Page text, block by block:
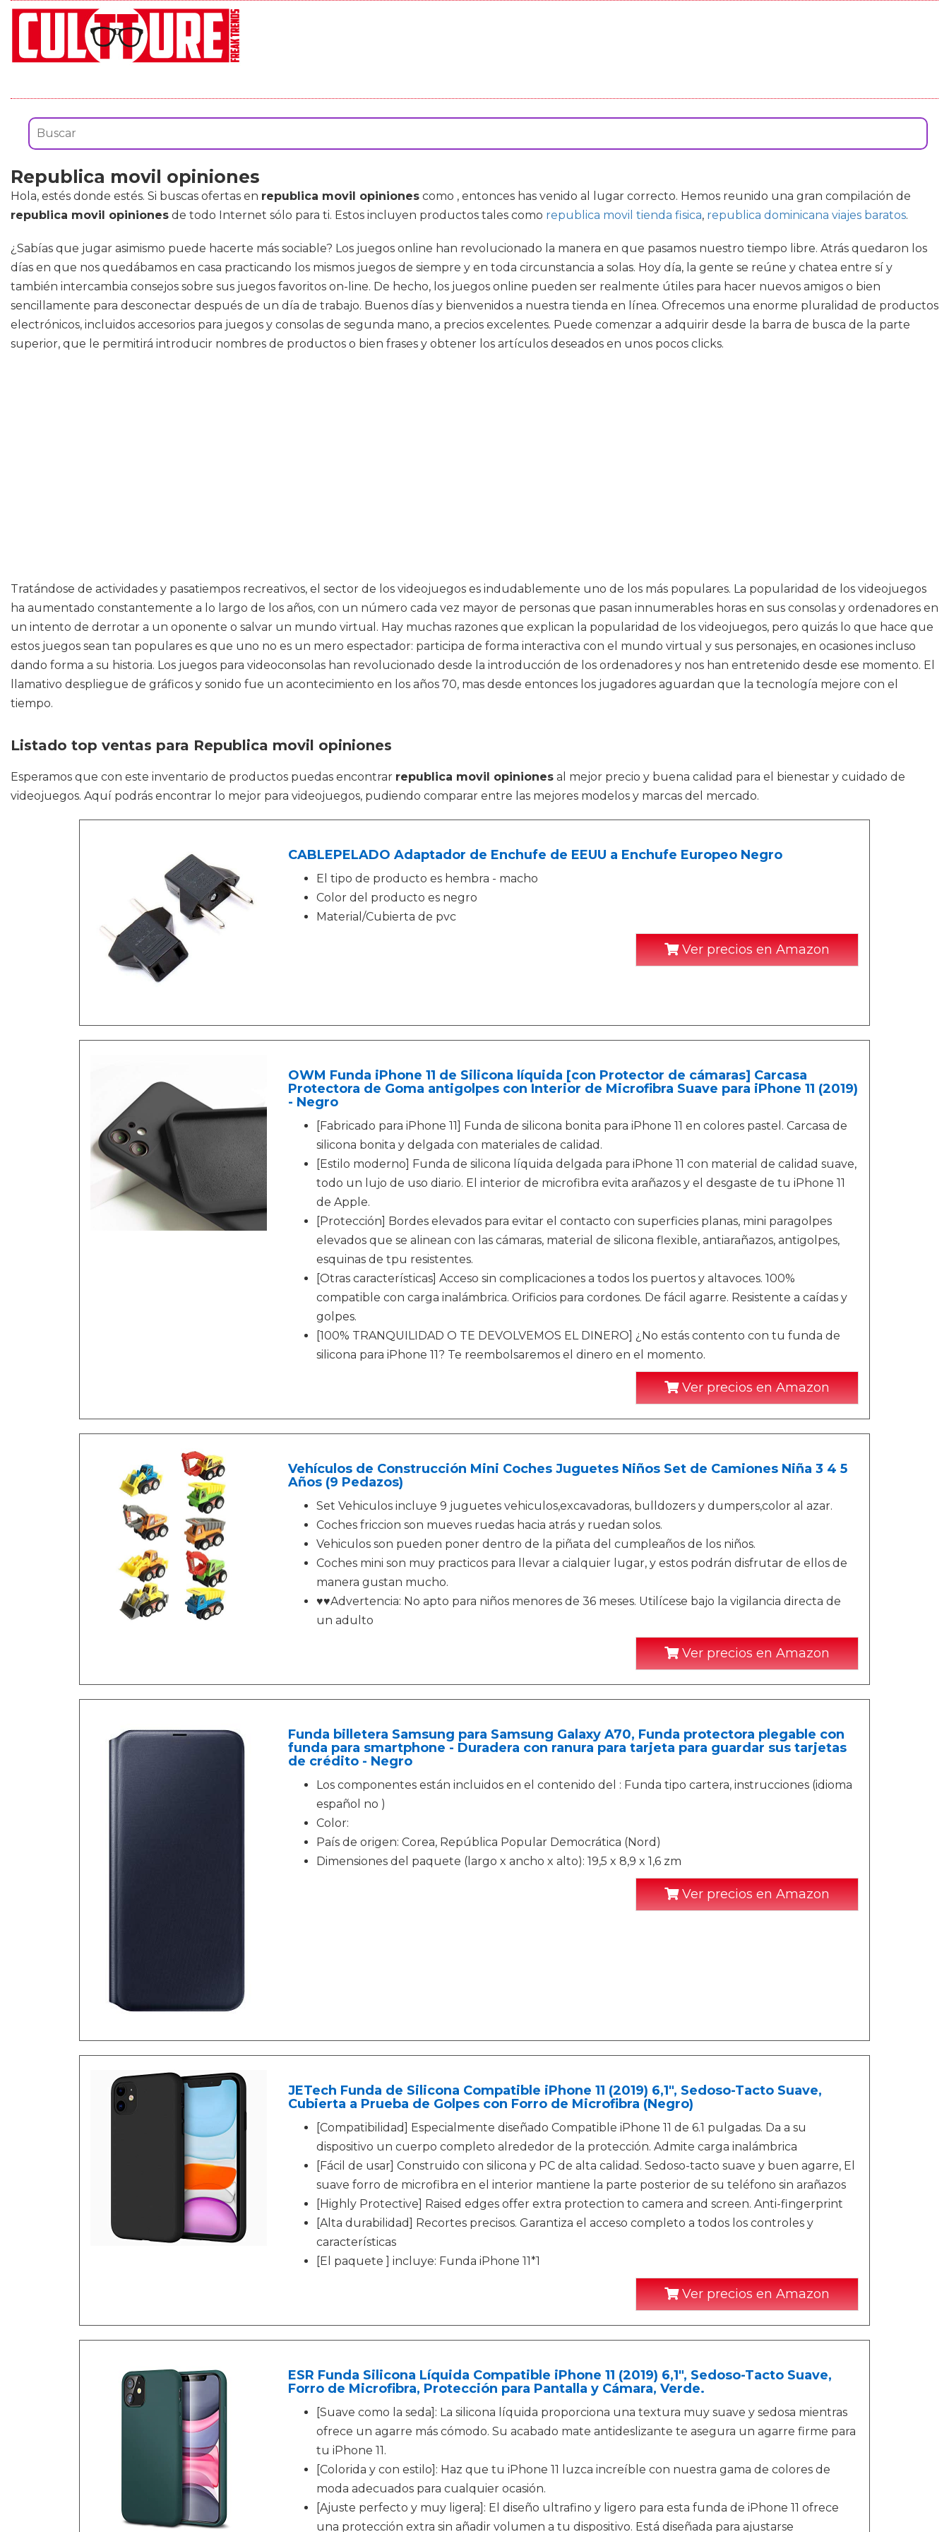
Republica movil opiniones
Hola, estés donde estés. Si buscas ofertas en republica movil opiniones como , entonces has venido al lugar correcto. Hemos reunido una gran compilación de
republica movil opiniones de todo Internet sólo para ti. Estos incluyen productos tales como republica movil tienda fisica, republica dominicana viajes baratos.
¿Sabías que jugar asimismo puede hacerte más sociable? Los juegos online han revolucionado la manera en que pasamos nuestro tiempo libre. Atrás quedaron los
días en que nos quedábamos en casa practicando los mismos juegos de siempre y en toda circunstancia a solas. Hoy día, la gente se reúne y chatea entre sí y
también intercambia consejos sobre sus juegos favoritos on-line. De hecho, los juegos online pueden ser realmente útiles para hacer nuevos amigos o bien
sencillamente para desconectar después de un día de trabajo. Buenos días y bienvenidos a nuestra tienda en línea. Ofrecemos una enorme pluralidad de productos
electrónicos, incluidos accesorios para juegos y consolas de segunda mano, a precios excelentes. Puede comenzar a adquirir desde la barra de busca de la parte
superior, que le permitirá introducir nombres de productos o bien frases y obtener los artículos deseados en unos pocos clicks.
Tratándose de actividades y pasatiempos recreativos, el sector de los videojuegos es indudablemente uno de los más populares. La popularidad de los videojuegos
ha aumentado constantemente a lo largo de los años, con un número cada vez mayor de personas que pasan innumerables horas en sus consolas y ordenadores en
un intento de derrotar a un oponente o salvar un mundo virtual. Hay muchas razones que explican la popularidad de los videojuegos, pero quizás lo que hace que
estos juegos sean tan populares es que uno no es un mero espectador: participa de forma interactiva con el mundo virtual y sus personajes, en ocasiones incluso
dando forma a su historia. Los juegos para videoconsolas han revolucionado desde la introducción de los ordenadores y nos han entretenido desde ese momento. El
llamativo despliegue de gráficos y sonido fue un acontecimiento en los años 70, mas desde entonces los jugadores aguardan que la tecnología mejore con el
tiempo.
Listado top ventas para Republica movil opiniones
Esperamos que con este inventario de productos puedas encontrar republica movil opiniones al mejor precio y buena calidad para el bienestar y cuidado de
videojuegos. Aquí podrás encontrar lo mejor para videojuegos, pudiendo comparar entre las mejores modelos y marcas del mercado.
CABLEPELADO Adaptador de Enchufe de EEUU a Enchufe Europeo Negro
El tipo de producto es hembra - macho
Color del producto es negro
Material/Cubierta de pvc
Ver precios en Amazon
OWM Funda iPhone 11 de Silicona líquida [con Protector de cámaras] Carcasa
Protectora de Goma antigolpes con Interior de Microfibra Suave para iPhone 11 (2019)
- Negro
[Fabricado para iPhone 11] Funda de silicona bonita para iPhone 11 en colores pastel. Carcasa de
silicona bonita y delgada con materiales de calidad.
[Estilo moderno] Funda de silicona líquida delgada para iPhone 11 con material de calidad suave,
todo un lujo de uso diario. El interior de microfibra evita arañazos y el desgaste de tu iPhone 11
de Apple.
[Protección] Bordes elevados para evitar el contacto con superficies planas, mini paragolpes
elevados que se alinean con las cámaras, material de silicona flexible, antiarañazos, antigolpes,
esquinas de tpu resistentes.
[Otras características] Acceso sin complicaciones a todos los puertos y altavoces. 100%
compatible con carga inalámbrica. Orificios para cordones. De fácil agarre. Resistente a caídas y
golpes.
[100% TRANQUILIDAD O TE DEVOLVEMOS EL DINERO] ¿No estás contento con tu funda de
silicona para iPhone 11? Te reembolsaremos el dinero en el momento.
Ver precios en Amazon
Vehículos de Construcción Mini Coches Juguetes Niños Set de Camiones Niña 3 4 5
Años (9 Pedazos)
Set Vehiculos incluye 9 juguetes vehiculos,excavadoras, bulldozers y dumpers,color al azar.
Coches friccion son mueves ruedas hacia atrás y ruedan solos.
Vehiculos son pueden poner dentro de la piñata del cumpleaños de los niños.
Coches mini son muy practicos para llevar a cialquier lugar, y estos podrán disfrutar de ellos de
manera gustan mucho.
♥♥Advertencia: No apto para niños menores de 36 meses. Utilícese bajo la vigilancia directa de
un adulto
Ver precios en Amazon
Funda billetera Samsung para Samsung Galaxy A70, Funda protectora plegable con
funda para smartphone - Duradera con ranura para tarjeta para guardar sus tarjetas
de crédito - Negro
Los componentes están incluidos en el contenido del : Funda tipo cartera, instrucciones (idioma
español no )
Color:
País de origen: Corea, República Popular Democrática (Nord)
Dimensiones del paquete (largo x ancho x alto): 19,5 x 8,9 x 1,6 zm
Ver precios en Amazon
JETech Funda de Silicona Compatible iPhone 11 (2019) 6,1", Sedoso-Tacto Suave,
Cubierta a Prueba de Golpes con Forro de Microfibra (Negro)
[Compatibilidad] Especialmente diseñado Compatible iPhone 11 de 6.1 pulgadas. Da a su
dispositivo un cuerpo completo alrededor de la protección. Admite carga inalámbrica
[Fácil de usar] Construido con silicona y PC de alta calidad. Sedoso-tacto suave y buen agarre, El
suave forro de microfibra en el interior mantiene la parte posterior de su teléfono sin arañazos
[Highly Protective] Raised edges offer extra protection to camera and screen. Anti-fingerprint
[Alta durabilidad] Recortes precisos. Garantiza el acceso completo a todos los controles y
características
[El paquete ] incluye: Funda iPhone 11*1
Ver precios en Amazon
ESR Funda Silicona Líquida Compatible iPhone 11 (2019) 6,1", Sedoso-Tacto Suave,
Forro de Microfibra, Protección para Pantalla y Cámara, Verde.
[Suave como la seda]: La silicona líquida proporciona una textura muy suave y sedosa mientras
ofrece un agarre más cómodo. Su acabado mate antideslizante te asegura un agarre firme para
tu iPhone 11.
[Colorida y con estilo]: Haz que tu iPhone 11 luzca increíble con nuestra gama de colores de
moda adecuados para cualquier ocasión.
[Ajuste perfecto y muy ligera]: El diseño ultrafino y ligero para esta funda de iPhone 11 ofrece
una protección extra sin añadir volumen a tu dispositivo. Está diseñada para ajustarse